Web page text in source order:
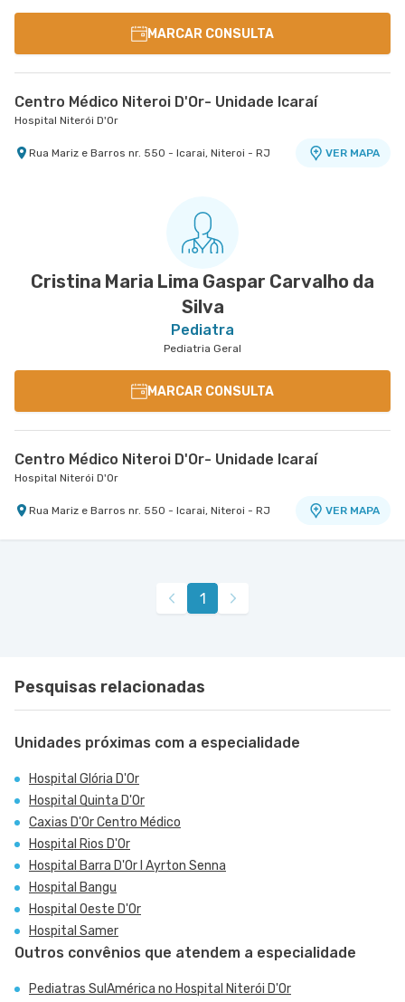
MARCAR CONSULTA
Centro Médico Niteroi D'Or- Unidade Icaraí
Hospital Niterói D'Or
Rua Mariz e Barros nr. 550 - Icarai, Niteroi - RJ VER MAPA
Cristina Maria Lima Gaspar Carvalho da
Silva
Pediatra
Pediatria Geral
MARCAR CONSULTA
Centro Médico Niteroi D'Or- Unidade Icaraí
Hospital Niterói D'Or
Rua Mariz e Barros nr. 550 - Icarai, Niteroi - RJ VER MAPA
1
Pesquisas relacionadas
Unidades próximas com a especialidade
Hospital Glória D'Or
Hospital Quinta D'Or
Caxias D'Or Centro Médico
Hospital Rios D'Or
Hospital Barra D'Or I Ayrton Senna
Hospital Bangu
Hospital Oeste D'Or
Hospital Samer
Outros convênios que atendem a especialidade
Pediatras SulAmérica no Hospital Niterói D'Or